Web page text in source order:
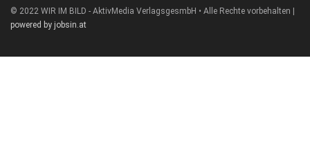
© 2022 WIR IM BILD - AktivMedia VerlagsgesmbH • Alle Rechte vorbehalten |
powered by jobsin.at